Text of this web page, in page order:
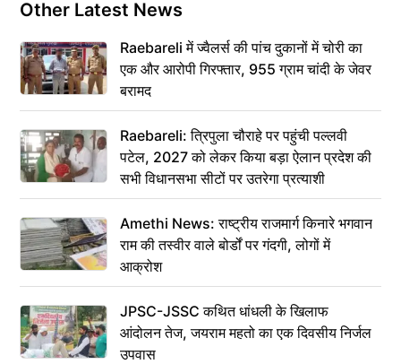
Other Latest News
Raebareli में ज्वैलर्स की पांच दुकानों में चोरी का
एक और आरोपी गिरफ्तार, 955 ग्राम चांदी के जेवर
बरामद
Raebareli: त्रिपुला चौराहे पर पहुंची पल्लवी
पटेल, 2027 को लेकर किया बड़ा ऐलान प्रदेश की
सभी विधानसभा सीटों पर उतरेगा प्रत्याशी
Amethi News: राष्ट्रीय राजमार्ग किनारे भगवान
राम की तस्वीर वाले बोर्डों पर गंदगी, लोगों में
आक्रोश
JPSC-JSSC कथित धांधली के खिलाफ
आंदोलन तेज, जयराम महतो का एक दिवसीय निर्जल
उपवास